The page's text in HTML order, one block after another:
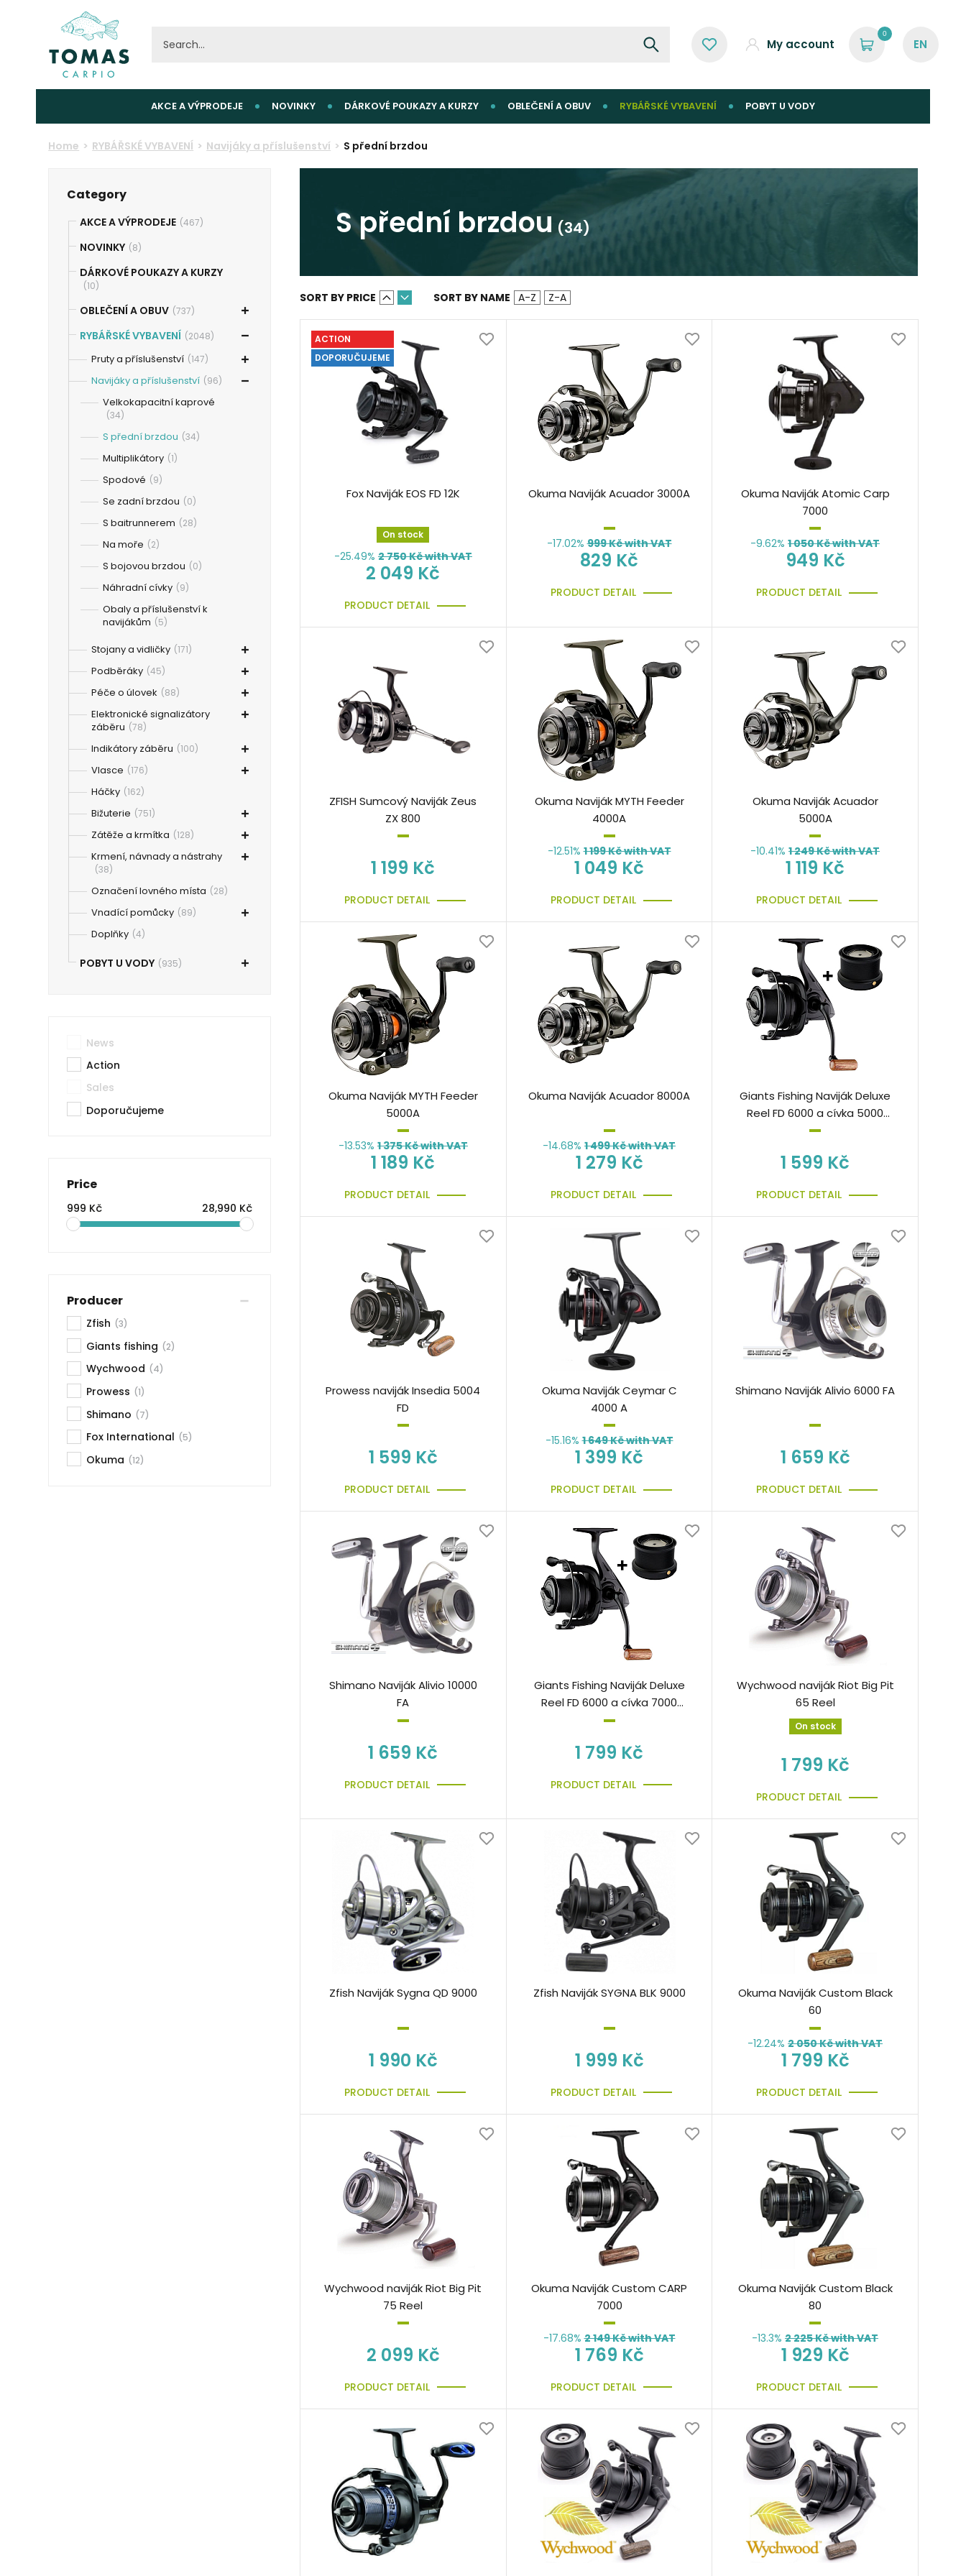
My account
0
AKCE A VÝPRODEJE NOVINKY DÁRKOVÉ POUKAZY A KURZY OBLEČENÍ A OBUV RYBÁŘSKÉ VYBAVENÍ POBYT U VODY
Home RYBÁŘSKÉ VYBAVENÍ Navijáky a příslušenství S přední brzdou
Category
AKCE A VÝPRODEJE (467)
NOVINKY (8)
DÁRKOVÉ POUKAZY A KURZY
(10)
OBLEČENÍ A OBUV (737)
RYBÁŘSKÉ VYBAVENÍ (2048)
Pruty a příslušenství (147)
Navijáky a příslušenství (96)
Velkokapacitní kaprové
(34)
S přední brzdou (34)
Multiplikátory (1)
Spodové (9)
Se zadní brzdou (0)
S baitrunnerem (28)
Na moře (2)
S bojovou brzdou (0)
Náhradní cívky (9)
Obaly a příslušenství k
navijákům (5)
Stojany a vidličky (171)
Podběráky (45)
Péče o úlovek (88)
Elektronické signalizátory
záběru (78)
Indikátory záběru (100)
Vlasce (176)
Háčky (162)
Bižuterie (751)
Zátěže a krmítka (128)
Krmení, návnady a nástrahy
(38)
Označení lovného místa (28)
Vnadící pomůcky (89)
Doplňky (4)
POBYT U VODY (935)
News
Action
Sales
Doporučujeme
Price
999 Kč 28,990 Kč
Producer
Zfish (3)
Giants fishing (2)
Wychwood (4)
Prowess (1)
Shimano (7)
Fox International (5)
Okuma (12)
S přední brzdou (34)
SORT BY PRICE SORT BY NAME A-Z Z-A
ACTION
DOPORUČUJEME
Fox Naviják EOS FD 12K
On stock
-25.49% 2 750Kč with VAT
2 049 Kč
PRODUCT DETAIL
Okuma Naviják Acuador 3000A
-17.02% 999Kč with VAT
829 Kč
PRODUCT DETAIL
Okuma Naviják Atomic Carp
7000
-9.62% 1 050Kč with VAT
949 Kč
PRODUCT DETAIL
ZFISH Sumcový Naviják Zeus
ZX 800
1 199 Kč
PRODUCT DETAIL
Okuma Naviják MYTH Feeder
4000A
-12.51% 1 199Kč with VAT
1 049 Kč
PRODUCT DETAIL
Okuma Naviják Acuador
5000A
-10.41% 1 249Kč with VAT
1 119 Kč
PRODUCT DETAIL
Okuma Naviják MYTH Feeder
5000A
-13.53% 1 375Kč with VAT
1 189 Kč
PRODUCT DETAIL
Okuma Naviják Acuador 8000A
-14.68% 1 499Kč with VAT
1 279 Kč
PRODUCT DETAIL
Giants Fishing Naviják Deluxe
Reel FD 6000 a cívka 5000
ZDARMA!
1 599 Kč
PRODUCT DETAIL
Prowess naviják Insedia 5004
FD
1 599 Kč
PRODUCT DETAIL
Okuma Naviják Ceymar C
4000 A
-15.16% 1 649Kč with VAT
1 399 Kč
PRODUCT DETAIL
Shimano Naviják Alivio 6000 FA
1 659 Kč
PRODUCT DETAIL
Shimano Naviják Alivio 10000
FA
1 659 Kč
PRODUCT DETAIL
Giants Fishing Naviják Deluxe
Reel FD 6000 a cívka 7000
ZDARMA!
1 799 Kč
PRODUCT DETAIL
Wychwood naviják Riot Big Pit
65 Reel
On stock
1 799 Kč
PRODUCT DETAIL
Zfish Naviják Sygna QD 9000
1 990 Kč
PRODUCT DETAIL
Zfish Naviják SYGNA BLK 9000
1 999 Kč
PRODUCT DETAIL
Okuma Naviják Custom Black
60
-12.24% 2 050Kč with VAT
1 799 Kč
PRODUCT DETAIL
Wychwood naviják Riot Big Pit
75 Reel
2 099 Kč
PRODUCT DETAIL
Okuma Naviják Custom CARP
7000
-17.68% 2 149Kč with VAT
1 769 Kč
PRODUCT DETAIL
Okuma Naviják Custom Black
80
-13.3% 2 225Kč with VAT
1 929 Kč
PRODUCT DETAIL